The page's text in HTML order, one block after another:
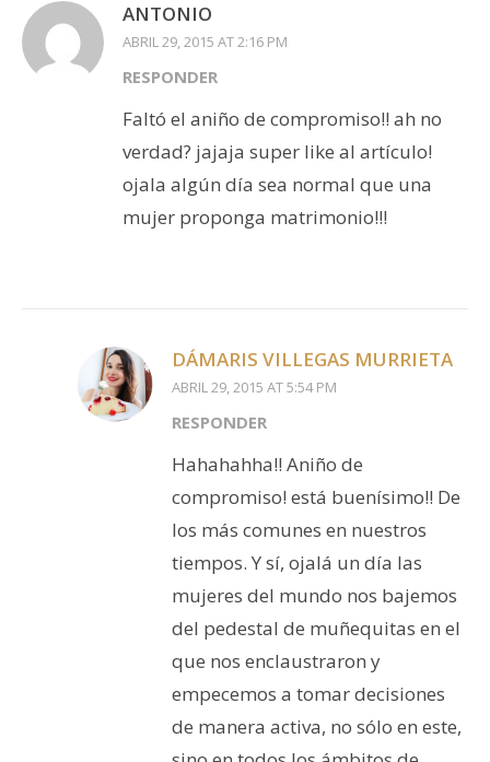
ANTONIO
ABRIL 29, 2015 AT 2:16 PM
RESPONDER
Faltó el aniño de compromiso!! ah no
verdad? jajaja super like al artículo!
ojala algún día sea normal que una
mujer proponga matrimonio!!!
DÁMARIS VILLEGAS MURRIETA
ABRIL 29, 2015 AT 5:54 PM
RESPONDER
Hahahahha!! Aniño de
compromiso! está buenísimo!! De
los más comunes en nuestros
tiempos. Y sí, ojalá un día las
mujeres del mundo nos bajemos
del pedestal de muñequitas en el
que nos enclaustraron y
empecemos a tomar decisiones
de manera activa, no sólo en este,